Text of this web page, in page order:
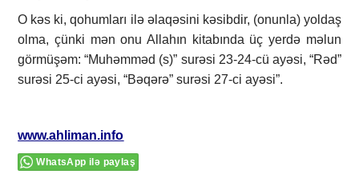
O kəs ki, qohumları ilə əlaqəsini kəsibdir, (onunla) yoldaş
olma, çünki mən onu Allahın kitabında üç yerdə məlun
görmüşəm: “Muhəmməd (s)” surəsi 23-24-cü ayəsi, “Rəd”
surəsi 25-ci ayəsi, “Bəqərə” surəsi 27-ci ayəsi”.
www.ahliman.info
WhatsApp ilə paylaş